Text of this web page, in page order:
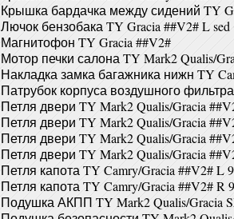
Крышка бардачка между сидений TY
Лючок бензобака TY Gracia ##V2# L sed
Магнитофон TY Gracia ##V2#
Мотор печки салона TY Mark2 Qualis/
Накладка замка багажника нижн TY
Патрубок корпуса воздушного
Петля двери TY Mark2 Qualis/Gracia
Петля двери TY Mark2 Qualis/Gracia
Петля двери TY Mark2 Qualis/Gracia
Петля двери TY Mark2 Qualis/Gracia
Петля капота TY Camry/Gracia ##V2# L
Петля капота TY Camry/Gracia ##V2# R
Подушка АКПП TY Mark2 Qualis/Gracia